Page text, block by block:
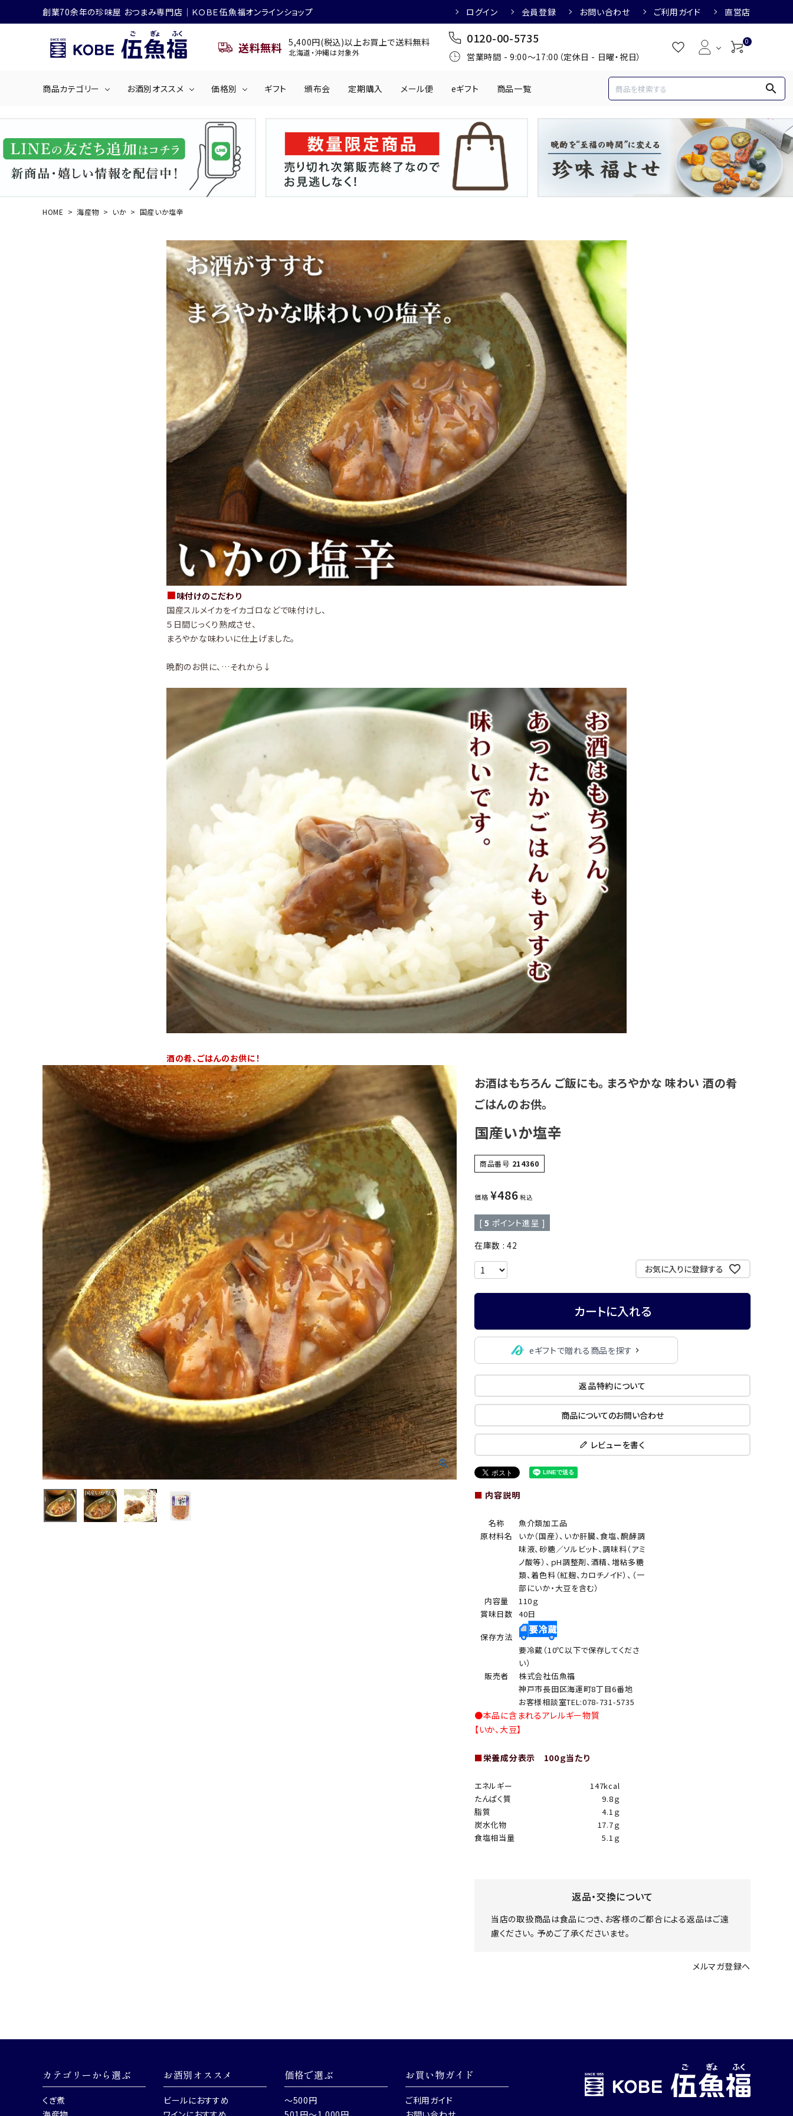
創業70余年の珍味屋 おつまみ専門店│ＫＯＢＥ伍魚福オンラインショップ ログイン 会員登録 お問い合わせ ご利用ガイド 直営店
送料無料 5,400円(税込)以上お買上で送料無料
北海道・沖縄は対象外
0120-00-5735
営業時間 - 9:00～17:00（定休日 - 日曜・祝日）
0
商品カテゴリー
くぎ煮 海産物 乳製品 かわきもの
佃煮・ごはんのおとも 丸う
お酒別オススメ
日本酒におすすめ 焼酎におすすめ
価格別
501円～1,000円 1,001円～2,000円 2,001円～3,000円 3,001円～4,000円
4,001円～5,000円 5,001円～
ギフト 頒布会 定期購入 メール便 eギフト 商品一覧 search
ACCOUNT MENU
ログイン 会員登録
HOME 海産物 いか 国産いか塩辛
■味付けのこだわり
国産スルメイカをイカゴロなどで味付けし、
５日間じっくり熟成させ、
まろやかな味わいに仕上げました。
晩酌のお供に、…それから↓
酒の肴、ごはんのお供に！
お酒はもちろん ご飯にも。 まろやかな 味わい 酒の肴
ごはんのお供。
国産いか塩辛
商品番号 214360
価格 ¥486 税込
[ 5 ポイント進呈 ]
在庫数
42
お気に入りに登録する
カートに入れる
eギフトで贈れる商品を探す
返品特約について
商品についてのお問い合わせ
レビューを書く
■ 内容説明
名称
魚介類加工品
原材料名
いか（国産）、いか肝臓、食塩、醗酵調
味液、砂糖／ソルビット、調味料（アミ
ノ酸等）、ｐH調整剤、酒精、増粘多糖
類、着色料（紅麹、カロチノイド）、（一
部にいか・大豆を含む）
内容量
110ｇ
賞味日数 40日
保存方法
要冷蔵（10℃以下で保存してくださ
い）
販売者
株式会社伍魚福
神戸市長田区海運町8丁目6番地
お客様相談室TEL:078-731-5735
●本品に含まれるアレルギー物質
【いか、大豆】
■栄養成分表示 100ｇ当たり
エネルギー
147kcal
たんぱく質
9.8ｇ
脂質
4.1ｇ
炭水化物
17.7ｇ
食塩相当量
5.1ｇ
返品・交換について
当店の取扱商品は食品につき、お客様のご都合による返品はご遠
慮ください。 予めご了承くださいませ。
メルマガ登録へ
カテゴリーから選ぶ
くぎ煮
お酒別オススメ
ビールにおすすめ
価格で選ぶ
～500円
お買い物ガイド
ご利用ガイド